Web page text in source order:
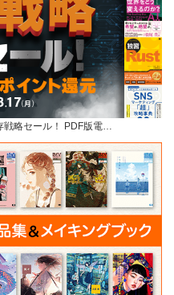
戦略セール！ PDF版電…